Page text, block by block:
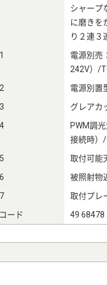
シャープ
に磨きを
り２連３
電源別売
242V）/
電源別置
グレアカ
PWM調
接続時）
取付可能
被照射物
取付プレ
ード
49 68478